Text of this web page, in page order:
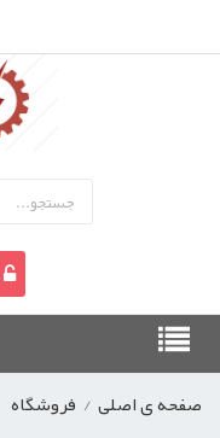
صفحه ی اصلی / فروشگاه